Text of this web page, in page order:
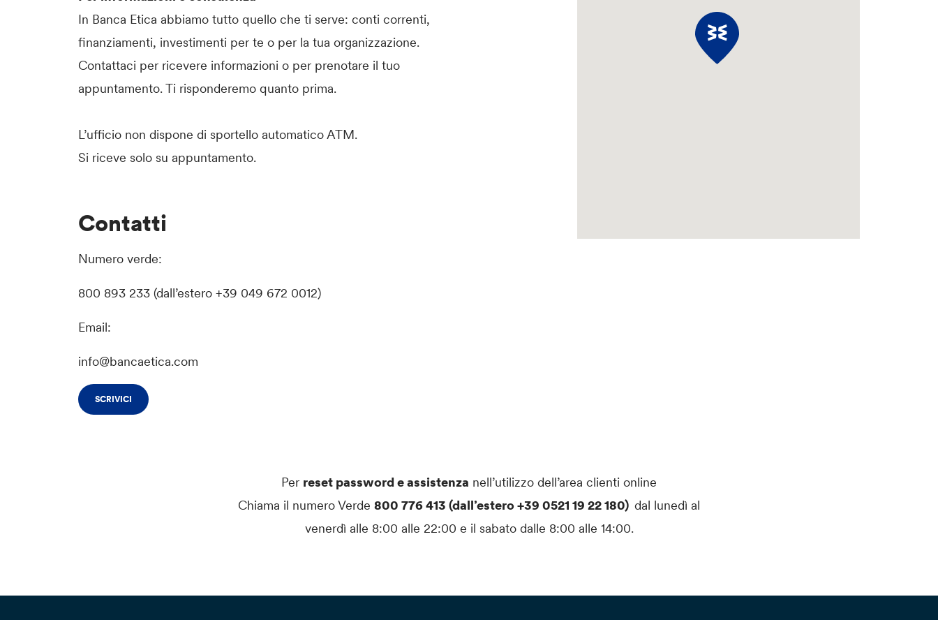
In Banca Etica abbiamo tutto quello che ti serve: conti correnti,
finanziamenti, investimenti per te o per la tua organizzazione.
Contattaci per ricevere informazioni o per prenotare il tuo
appuntamento. Ti risponderemo quanto prima.
L’ufficio non dispone di sportello automatico ATM.
Si riceve solo su appuntamento.
Contatti
Numero verde:
800 893 233 (dall’estero +39 049 672 0012)
Email:
info@bancaetica.com
SCRIVICI
Per reset password e assistenza nell’utilizzo dell’area clienti online
Chiama il numero Verde 800 776 413 (dall’estero +39 0521 19 22 180) dal lunedì al
venerdì alle 8:00 alle 22:00 e il sabato dalle 8:00 alle 14:00.